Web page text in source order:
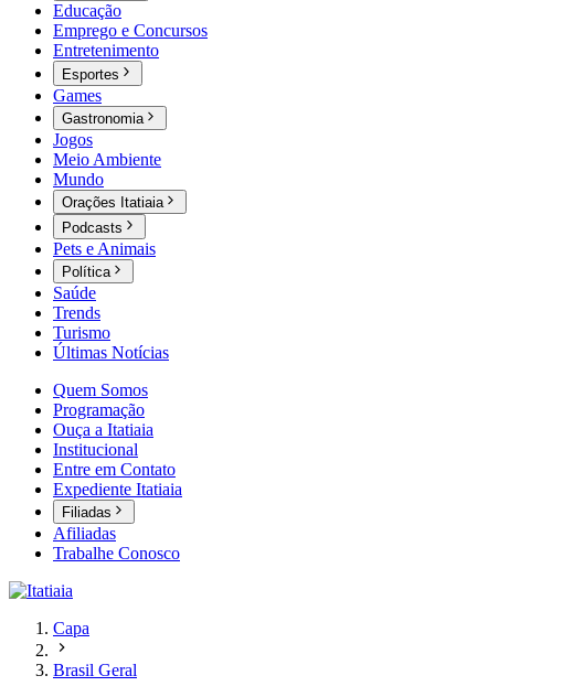
Educação
Emprego e Concursos
Entretenimento
Esportes
Games
Gastronomia
Jogos
Meio Ambiente
Mundo
Orações Itatiaia
Podcasts
Pets e Animais
Política
Saúde
Trends
Turismo
Últimas Notícias
Quem Somos
Programação
Ouça a Itatiaia
Institucional
Entre em Contato
Expediente Itatiaia
Filiadas
Afiliadas
Trabalhe Conosco
Capa
Brasil Geral